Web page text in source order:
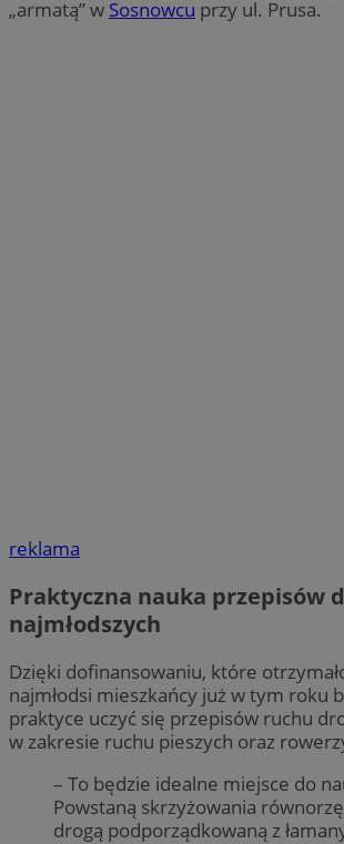
„armatą” w Sosnowcu przy ul. Prusa.
reklama
Praktyczna nauka przepisów
najmłodszych
Dzięki dofinansowaniu, które
najmłodsi mieszkańcy już w tym roku
praktyce uczyć się przepisów ruchu
w zakresie ruchu pieszych oraz
– To będzie idealne miejsce do
Powstaną skrzyżowania
drogą podporządkowaną z